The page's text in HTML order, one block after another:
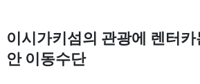
이시가키섬의 관광에 렌터
안 이동수단